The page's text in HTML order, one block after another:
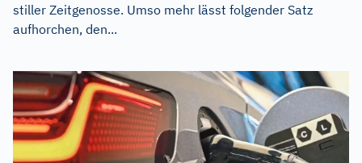
stiller Zeitgenosse. Umso mehr lässt folgender Satz
aufhorchen, den...